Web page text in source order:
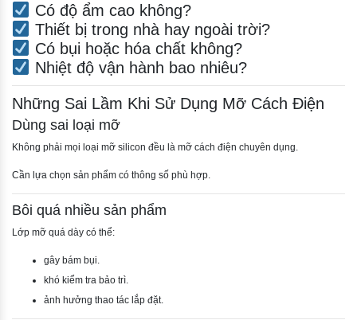
Có độ ẩm cao không?
Thiết bị trong nhà hay ngoài trời?
Có bụi hoặc hóa chất không?
Nhiệt độ vận hành bao nhiêu?
Những Sai Lầm Khi Sử Dụng Mỡ Cách Điện
Dùng sai loại mỡ
Không phải mọi loại mỡ silicon đều là mỡ cách điện chuyên dụng.
Cần lựa chọn sản phẩm có thông số phù hợp.
Bôi quá nhiều sản phẩm
Lớp mỡ quá dày có thể:
gây bám bụi.
khó kiểm tra bảo trì.
ảnh hưởng thao tác lắp đặt.